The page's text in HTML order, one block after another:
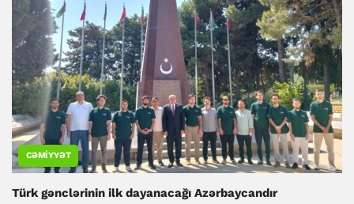
CƏMIYYƏT
Türk gənclərinin ilk dayanacağı Azərbaycandır